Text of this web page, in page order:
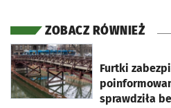
ZOBACZ RÓWNIEŻ
Furtki
sprawdziła
otworzy się w nowej karcie